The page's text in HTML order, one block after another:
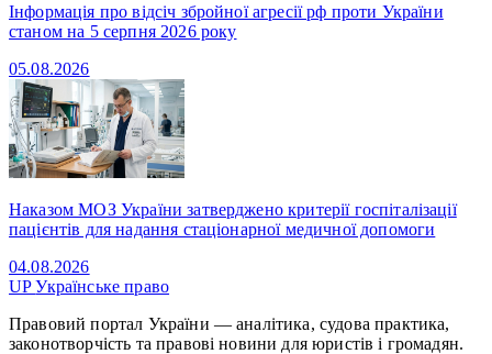
Інформація про відсіч збройної агресії рф проти України
станом на 5 серпня 2026 року
05.08.2026
Наказом МОЗ України затверджено критерії госпіталізації
пацієнтів для надання стаціонарної медичної допомоги
04.08.2026
UPУкраїнське право
Правовий портал України — аналітика, судова практика,
законотворчість та правові новини для юристів і громадян.